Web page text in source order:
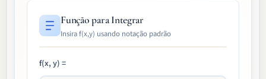
Função para Integrar
Insira f(x,y) usando notação padrão
f(x, y) =